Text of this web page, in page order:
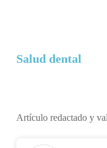
Salud dental
Artículo redactado y